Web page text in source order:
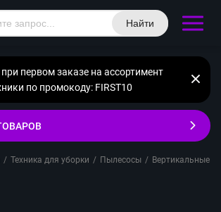
Найти
первом заказе на ассортимент
по промокоду: FIRST10
/ Техника для уборки / Пылесосы / Вертикальные